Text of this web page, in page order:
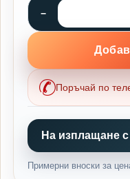
Поръчай по
На изплащане
Примерни вноски за